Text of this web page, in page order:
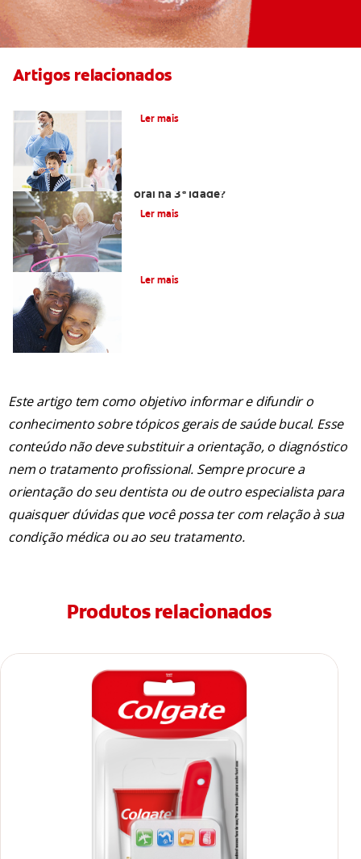
Artigos relacionados
Ler mais
oral na 3ª Idade?
Ler mais
Ler mais
Este artigo tem como objetivo informar e difundir o
conhecimento sobre tópicos gerais de saúde bucal. Esse
conteúdo não deve substituir a orientação, o diagnóstico
nem o tratamento profissional. Sempre procure a
orientação do seu dentista ou de outro especialista para
quaisquer dúvidas que você possa ter com relação à sua
condição médica ou ao seu tratamento.
Produtos relacionados